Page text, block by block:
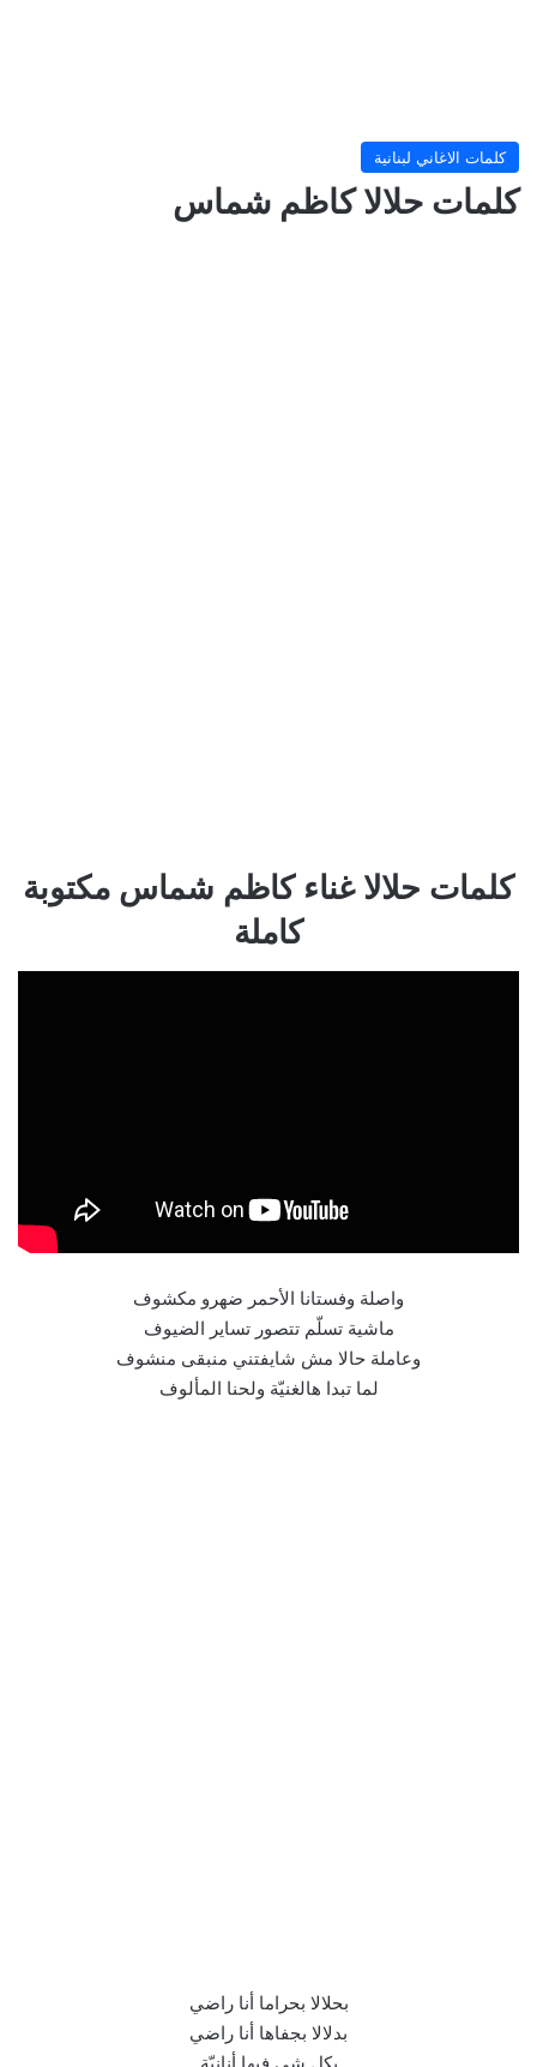
كلمات الاغاني لبنانية
كلمات حلالا كاظم شماس
كلمات حلالا غناء كاظم شماس مكتوبة
كاملة
واصلة وفستانا الأحمر ضهرو مكشوف
ماشية تسلّم تتصور تساير الضيوف
وعاملة حالا مش شايفتني منبقى منشوف
لما تبدا هالغنيّة ولحنا المألوف
بحلالا بحراما أنا راضي
بدلالا بجفاها أنا راضي